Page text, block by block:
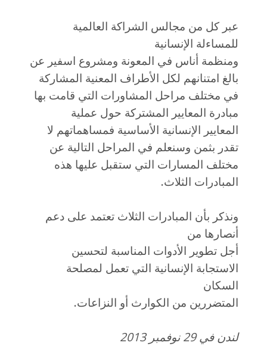
عبر كل من مجالس الشراكة العالمية
للمساءلة الإنسانية
ومنظمة أناس في المعونة ومشروع اسفير عن
بالغ امتنانهم لكل الأطراف المعنية المشاركة
في مختلف مراحل المشاورات التي قامت بها
مبادرة المعايير المشتركة حول عملية
المعايير الإنسانية الأساسية فمساهماتهم لا
تقدر بثمن وسنعلم في المراحل التالية عن
مختلف المسارات التي ستقبل عليها هذه
المبادرات الثلاث.
ونذكر بأن المبادرات الثلاث تعتمد على دعم
أنصارها من
أجل تطوير الأدوات المناسبة لتحسين
الاستجابة الإنسانية التي تعمل لمصلحة
السكان
المتضررين من الكوارث أو النزاعات.
لندن في 29 نوفمبر 2013